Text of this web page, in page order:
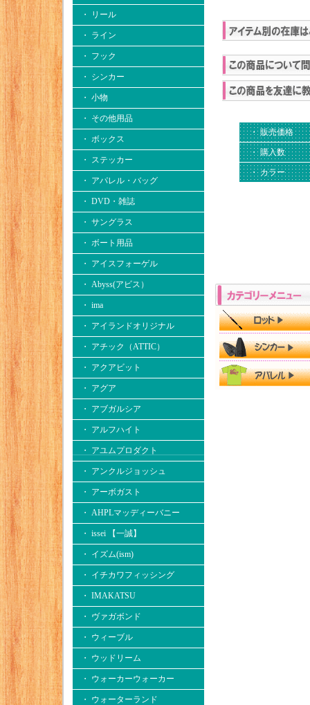
・ リール
・ ライン
・ フック
・ シンカー
・ 小物
・ その他用品
・ ボックス
・ ステッカー
・ アパレル・バッグ
・ DVD・雑誌
・ サングラス
・ ボート用品
・ アイスフォーゲル
・ Abyss(アビス）
・ ima
・ アイランドオリジナル
・ アチック（ATTIC）
・ アクアビット
・ アグア
・ アブガルシア
・ アルフハイト
・ アユムプロダクト
・ アンクルジョッシュ
・ アーボガスト
・ AHPLマッディーバニー
・ issei 【一誠】
・ イズム(ism)
・ イチカワフィッシング
・ IMAKATSU
・ ヴァガボンド
・ ウィーブル
・ ウッドリーム
・ ウォーカーウォーカー
・ ウォーターランド
・ 販売価格
・ 購入数
・ カラー